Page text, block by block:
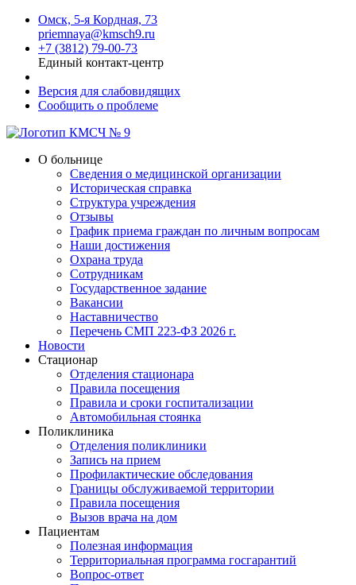
Омск, 5-я Кордная, 73
priemnaya@kmsch9.ru
+7 (3812) 79-00-73
Единый контакт-центр
Версия для слабовидящих
Сообщить о проблеме
О больнице
Сведения о медицинской организации
Историческая справка
Структура учреждения
Отзывы
График приема граждан по личным вопросам
Наши достижения
Охрана труда
Сотрудникам
Государственное задание
Вакансии
Наставничество
Перечень СМП 223-ФЗ 2026 г.
Новости
Стационар
Отделения стационара
Правила посещения
Правила и сроки госпитализации
Автомобильная стоянка
Поликлиника
Отделения поликлиники
Запись на прием
Профилактические обследования
Границы обслуживаемой территории
Правила посещения
Вызов врача на дом
Пациентам
Полезная информация
Территориальная программа госгарантий
Вопрос-ответ